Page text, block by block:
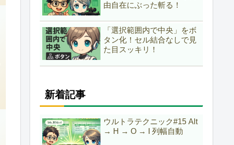
由自在にぶった斬る！
「選択範囲内で中央」をボ
タン化！セル結合なしで見
た目スッキリ！
新着記事
ウルトラテクニック#15 Alt
→ H → O → I 列幅自動